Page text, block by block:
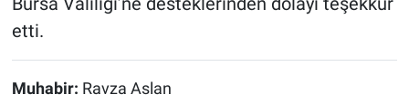
etti.
Muhabir: Ravza Aslan